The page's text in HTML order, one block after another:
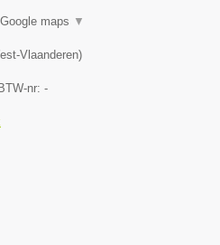
Google maps ▼
Vlaanderen)
BTW-nr: -